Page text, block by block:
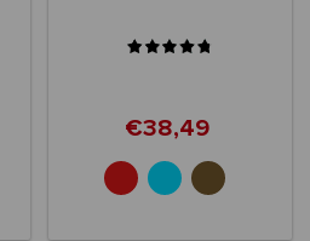
€38,49